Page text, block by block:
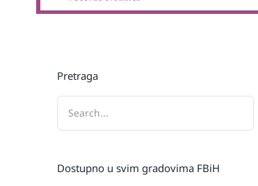
Pretraga
Dostupno u svim gradovima FBiH